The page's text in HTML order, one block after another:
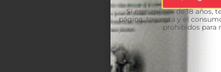
Si eres menor de 18 años,
página. La venta y el
prohibidos para